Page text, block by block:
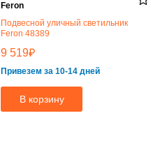
Feron
Подвесной уличный светильник
Feron 48389
9 519₽
Привезем за 10-14 дней
В корзину